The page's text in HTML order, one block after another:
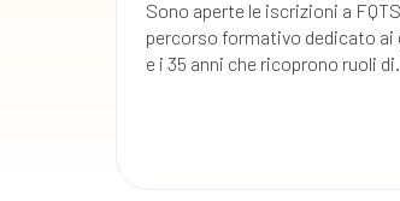
Sono aperte le iscrizioni a
percorso formativo dedicato ai
e i 35 anni che ricoprono ruoli